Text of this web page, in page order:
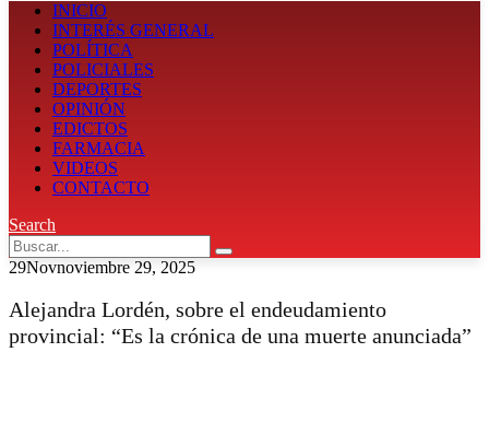
INICIO
INTERÉS GENERAL
POLÍTICA
POLICIALES
DEPORTES
OPINIÓN
EDICTOS
FARMACIA
VIDEOS
CONTACTO
Search
29Novnoviembre 29, 2025
Alejandra Lordén, sobre el endeudamiento
provincial: “Es la crónica de una muerte anunciada”